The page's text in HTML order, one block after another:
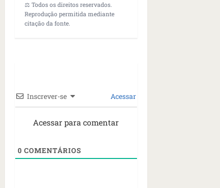
⚖️ Todos os direitos reservados.
Reprodução permitida mediante
citação da fonte.
Inscrever-se Acessar
Acessar para comentar
0 COMENTÁRIOS